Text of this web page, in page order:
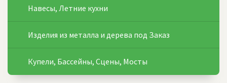
Навесы, Летние кухни
Изделия из металла и дерева под Заказ
Купели, Бассейны, Сцены, Мосты